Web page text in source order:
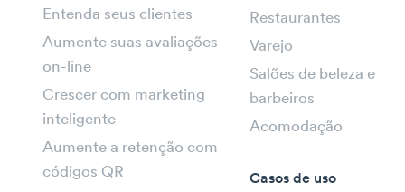
Entenda seus clientes
Aumente suas avaliações
on-line
Crescer com marketing
inteligente
Aumente a retenção com
códigos QR
Restaurantes
Varejo
Salões de beleza e
barbeiros
Acomodação
Casos de uso